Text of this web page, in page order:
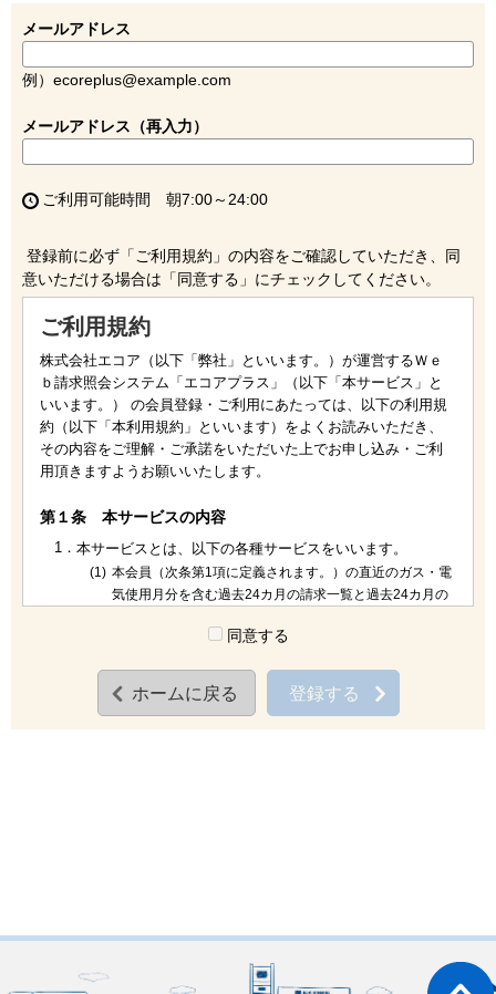
メールアドレス
例）ecoreplus@example.com
メールアドレス（再入力）
ご利用可能時間 朝7:00～24:00
登録前に必ず「ご利用規約」の内容をご確認していただき、同
意いただける場合は「同意する」にチェックしてください。
ご利用規約
株式会社エコア（以下「弊社」といいます。）が運営するＷｅ
ｂ請求照会システム「エコアプラス」（以下「本サービス」と
いいます。） の会員登録・ご利用にあたっては、以下の利用規
約（以下「本利用規約」といいます）をよくお読みいただき、
その内容をご理解・ご承諾をいただいた上でお申し込み・ご利
用頂きますようお願いいたします。
第１条 本サービスの内容
1． 本サービスとは、以下の各種サービスをいいます。
(1) 本会員（次条第1項に定義されます。）の直近のガス・電
気使用月分を含む過去24カ月の請求一覧と過去24カ月の
直近のガス・電気使用月分を含む本会員の過去12カ月の
本会員のガス・電気料金及びガス・電気使用量の前年同
月比表等の提供
4．本サービスの入会金及び会費は無料となります。但し、本
サービス利用のために必要なコンピュータ、ソフトウェ
ア、通信回線等は、本会員の責任と費用負担で用意して頂
同意する
ホームに戻る 登録する